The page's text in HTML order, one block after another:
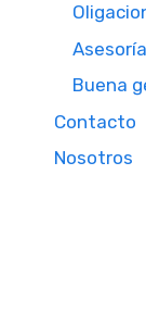
Buena
Contacto
Nosotros